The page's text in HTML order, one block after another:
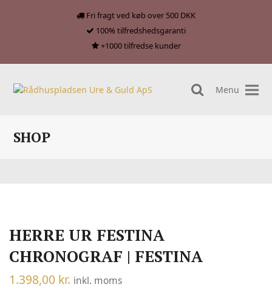
Fri fragt ved køb over 500 DKK
100% tilfredshedsgaranti
+1000 tilfredse kunder
search
Menu
SHOP
HERRE UR FESTINA
CHRONOGRAF | FESTINA
1.398,00 kr. inkl. moms